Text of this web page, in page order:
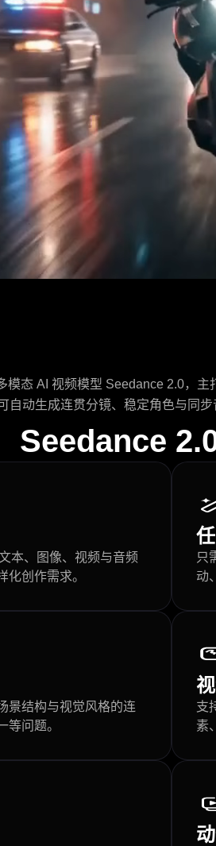
模态 AI 视频模型 Seedance 2.0，主
自动生成连贯分镜、稳定角色与同
Seedance
本、图像、视频与音频
创作需求。
只
动
景结构与视觉风格的连
问题。
支
素